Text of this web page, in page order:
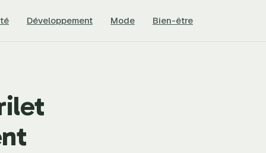
Développement Mode Bien-être